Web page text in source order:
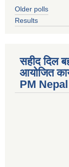
Older polls
Results
सहीद दिल
आयोजित
PM Nepal